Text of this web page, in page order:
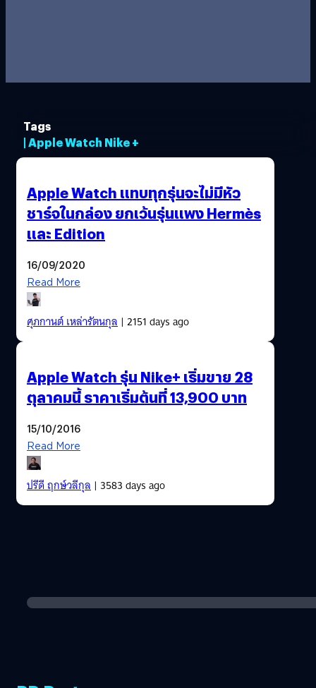
Tags
| Apple Watch Nike +
Apple Watch แทบทุกรุ่นจะไม่มีหัว
ชาร์จในกล่อง ยกเว้นรุ่นแพง Hermès
และ Edition
16/09/2020
Read More
ศุภกานต์ เหล่ารัตนกุล| 2151 days ago
Apple Watch รุ่น Nike+ เริ่มขาย 28
ตุลาคมนี้ ราคาเริ่มต้นที่ 13,900 บาท
15/10/2016
Read More
ปรีดี ฤกษ์วลีกุล| 3583 days ago